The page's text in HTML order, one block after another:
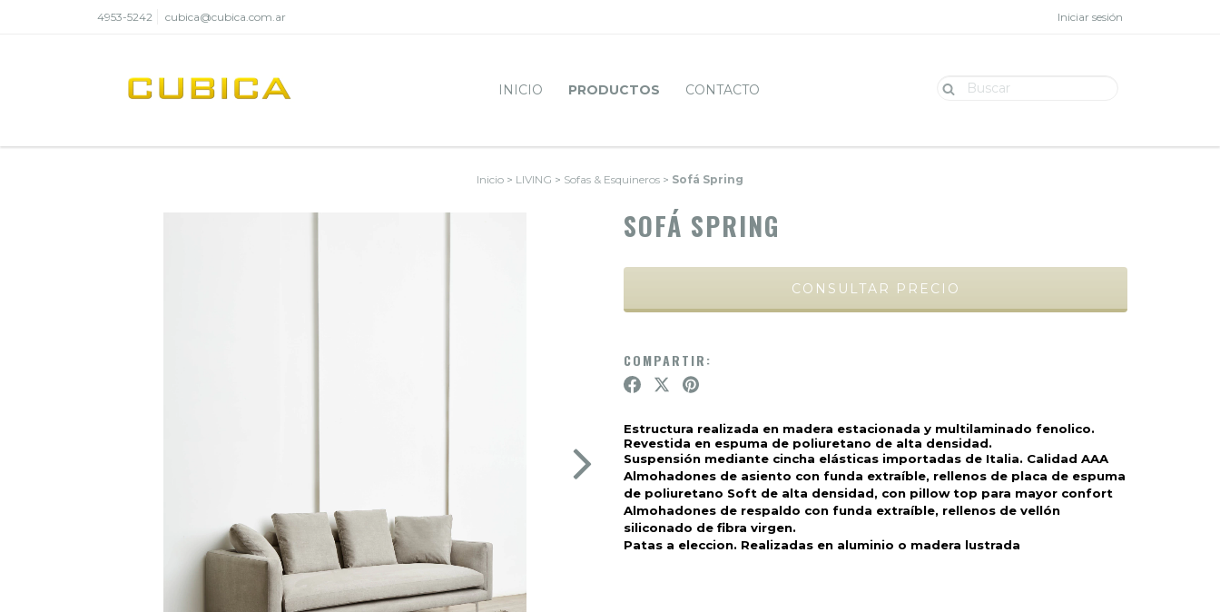
4953-5242 cubica@cubica.com.ar Iniciar sesión
INICIO PRODUCTOS CONTACTO
Inicio > LIVING > Sofas & Esquineros > Sofá Spring
SOFÁ SPRING
COMPARTIR:
Estructura realizada en madera estacionada y multilaminado fenolico.
Revestida en espuma de poliuretano de alta densidad.
Suspensión mediante cincha elásticas importadas de Italia. Calidad AAA
Almohadones de asiento con funda extraíble, rellenos de placa de espuma
de poliuretano Soft de alta densidad, con pillow top para mayor confort
Almohadones de respaldo con funda extraíble, rellenos de vellón
siliconado de fibra virgen.
Patas a eleccion. Realizadas en aluminio o madera lustrada